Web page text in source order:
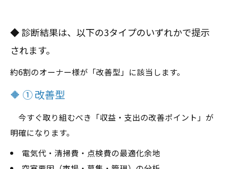
◆ 診断結果は、以下の3タイプのいずれかで提示
されます。
約6割のオーナー様が「改善型」に該当します。
🔶 ① 改善型
今すぐ取り組むべき「収益・支出の改善ポイント」が
明確になります。
電気代・清掃費・点検費の最適化余地